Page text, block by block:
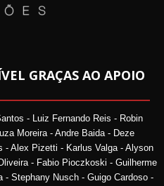
GRAÇAS AO APOIO
- Luiz Fernando Reis - Robin
Moreira - Andre Baida - Deze
- Alex Pizetti - Karlus Valga - Alyson
- Fabio Pioczkoski - Guilherme
- Stephany Nusch - Guigo Cardoso -